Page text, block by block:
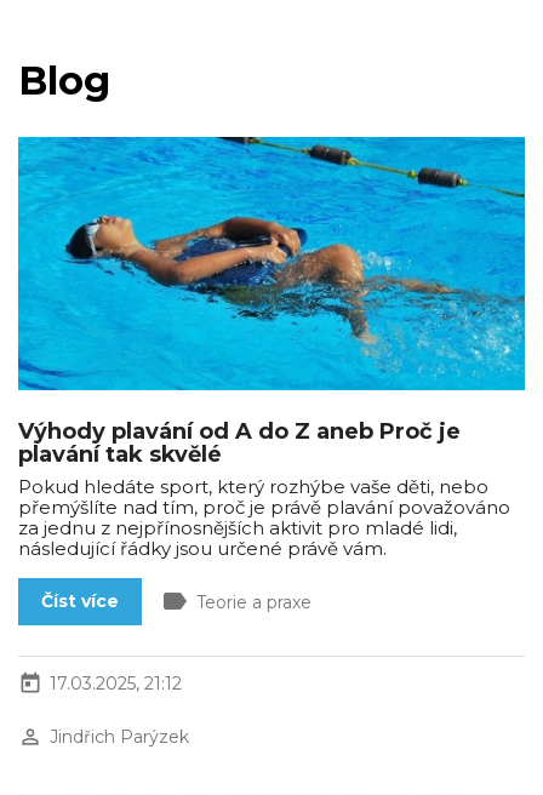
Blog
Výhody plavání od A do Z aneb Proč je
plavání tak skvělé
Pokud hledáte sport, který rozhýbe vaše děti, nebo
přemýšlíte nad tím, proč je právě plavání považováno
za jednu z nejpřínosnějších aktivit pro mladé lidi,
následující řádky jsou určené právě vám.
Číst více label Teorie a praxe
today 17.03.2025, 21:12
perm_identity Jindřich Parýzek